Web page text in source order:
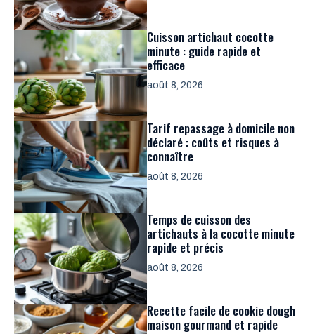
Cuisson artichaut cocotte
minute : guide rapide et
efficace
août 8, 2026
Tarif repassage à domicile non
déclaré : coûts et risques à
connaître
août 8, 2026
Temps de cuisson des
artichauts à la cocotte minute
rapide et précis
août 8, 2026
Recette facile de cookie dough
maison gourmand et rapide